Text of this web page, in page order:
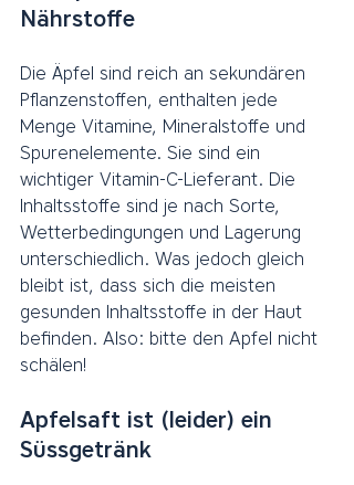
Nährstoffe
Die Äpfel sind reich an sekundären
Pflanzenstoffen, enthalten jede
Menge Vitamine, Mineralstoffe und
Spurenelemente. Sie sind ein
wichtiger Vitamin-C-Lieferant. Die
Inhaltsstoffe sind je nach Sorte,
Wetterbedingungen und Lagerung
unterschiedlich. Was jedoch gleich
bleibt ist, dass sich die meisten
gesunden Inhaltsstoffe in der Haut
befinden. Also: bitte den Apfel nicht
schälen!
Apfelsaft ist (leider) ein
Süssgetränk